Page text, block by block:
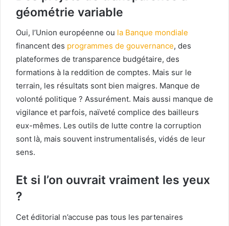
géométrie variable
Oui, l’Union européenne ou la Banque mondiale
financent des programmes de gouvernance, des
plateformes de transparence budgétaire, des
formations à la reddition de comptes. Mais sur le
terrain, les résultats sont bien maigres. Manque de
volonté politique ? Assurément. Mais aussi manque de
vigilance et parfois, naïveté complice des bailleurs
eux-mêmes. Les outils de lutte contre la corruption
sont là, mais souvent instrumentalisés, vidés de leur
sens.
Et si l’on ouvrait vraiment les yeux
?
Cet éditorial n’accuse pas tous les partenaires